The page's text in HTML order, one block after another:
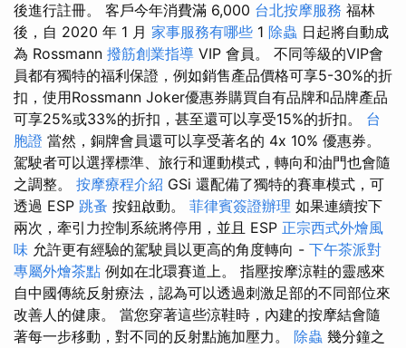
後進行註冊。 客戶今年消費滿 6,000 台北按摩服務 福林
後，自 2020 年 1 月 家事服務有哪些 1 除蟲 日起將自動成
為 Rossmann 撥筋創業指導 VIP 會員。 不同等級的VIP會
員都有獨特的福利保證，例如銷售產品價格可享5-30%的折
扣，使用Rossmann Joker優惠券購買自有品牌和品牌產品
可享25%或33%的折扣，甚至還可以享受15%的折扣。 台
胞證 當然，銅牌會員還可以享受著名的 4x 10% 優惠券。
駕駛者可以選擇標準、旅行和運動模式，轉向和油門也會隨
之調整。 按摩療程介紹 GSi 還配備了獨特的賽車模式，可
透過 ESP 跳蚤 按鈕啟動。 菲律賓簽證辦理 如果連續按下
兩次，牽引力控制系統將停用，並且 ESP 正宗西式外燴風
味 允許更有經驗的駕駛員以更高的角度轉向 - 下午茶派對
專屬外燴茶點 例如在北環賽道上。 指壓按摩涼鞋的靈感來
自中國傳統反射療法，認為可以透過刺激足部的不同部位來
改善人的健康。 當您穿著這些涼鞋時，內建的按摩結會隨
著每一步移動，對不同的反射點施加壓力。 除蟲 幾分鐘之